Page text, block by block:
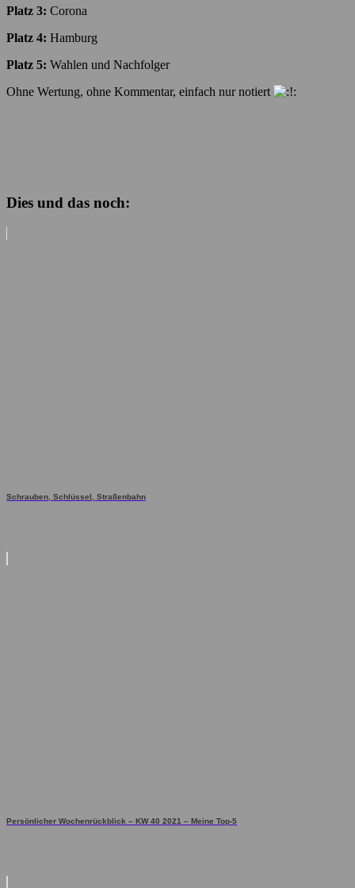
Platz 3: Corona
Platz 4: Hamburg
Platz 5: Wahlen und Nachfolger
Ohne Wertung, ohne Kommentar, einfach nur notiert
Dies und das noch:
Schrauben, Schlüssel, Straßenbahn
Persönlicher Wochenrückblick – KW 40 2021 – Meine Top-5